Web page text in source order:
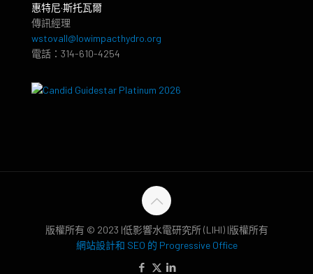
惠特尼·斯托瓦爾
傳訊經理
wstovall@lowimpacthydro.org
電話：314-610-4254
版權所有 © 2023 |低影響水電研究所 (LIHI) |版權所有
網站設計和 SEO 的 Progressive Office